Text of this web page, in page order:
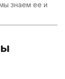
знаем ее и